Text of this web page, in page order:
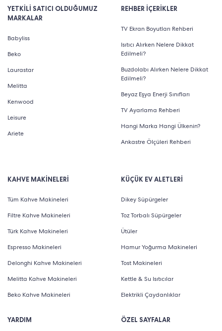
YETKİLİ SATICI OLDUĞUMUZ
MARKALAR
Babyliss
Beko
Laurastar
Melitta
Kenwood
Leisure
Ariete
REHBER İÇERİKLER
TV Ekran Boyutları Rehberi
Isıtıcı Alırken Nelere Dikkat
Edilmeli?
Buzdolabı Alırken Nelere Dikkat
Edilmeli?
Beyaz Eşya Enerji Sınıfları
TV Ayarlama Rehberi
Hangi Marka Hangi Ülkenin?
Ankastre Ölçüleri Rehberi
KAHVE MAKİNELERİ
Tüm Kahve Makineleri
Filtre Kahve Makineleri
Türk Kahve Makineleri
Espresso Makineleri
Delonghi Kahve Makineleri
Melitta Kahve Makineleri
Beko Kahve Makineleri
YARDIM
KÜÇÜK EV ALETLERİ
Dikey Süpürgeler
Toz Torbalı Süpürgeler
Ütüler
Hamur Yoğurma Makineleri
Tost Makineleri
Kettle & Su Isıtıcılar
Elektrikli Çaydanlıklar
ÖZEL SAYFALAR